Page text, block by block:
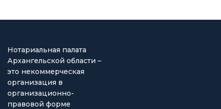
Нотариальная палата
Архангельской области –
это некоммерческая
организация в
организационно-
правовой форме